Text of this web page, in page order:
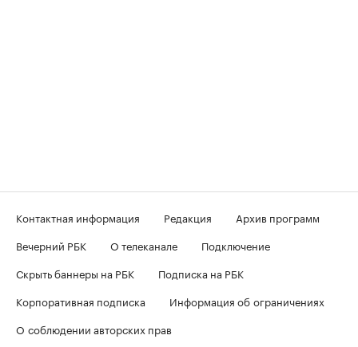
Контактная информация Редакция
Архив программ
Вечерний РБК
О телеканале
Подключение
Скрыть баннеры на РБК
Подписка на РБК
Корпоративная подписка
Информация об ограничениях
О соблюдении авторских прав